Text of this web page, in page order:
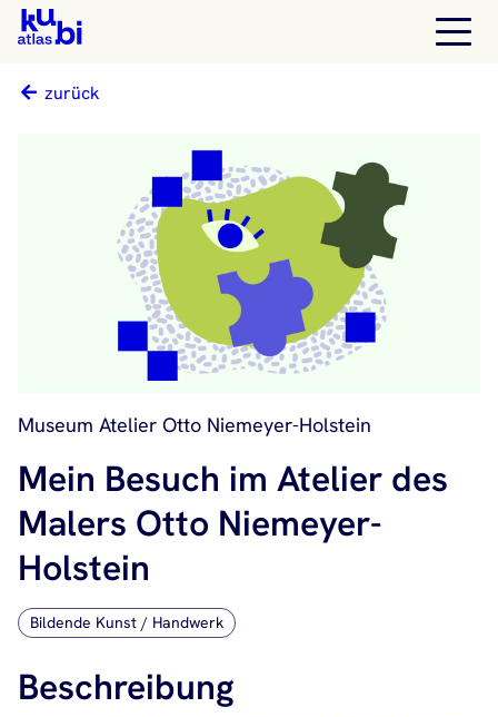
zurück
Museum Atelier Otto Niemeyer-Holstein
Mein Besuch im Atelier des
Malers Otto Niemeyer-
Holstein
Bildende Kunst / Handwerk
Beschreibung